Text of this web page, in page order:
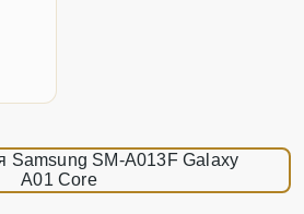
Samsung SM-A013F Galaxy
A01 Core